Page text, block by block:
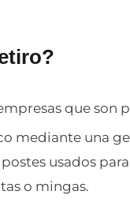
que son
mediante una
usados
o mingas.